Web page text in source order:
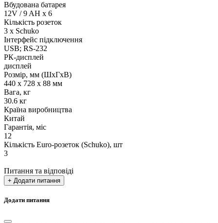
Вбудована батарея
12V / 9 AH x 6
Кількість розеток
3 x Schuko
Інтерфейс підключення
USB; RS-232
РК-дисплей
дисплей
Розмір, мм (ШхГхВ)
440 х 728 х 88 мм
Вага, кг
30.6 кг
Країна виробництва
Китай
Гарантія, міс
12
Кількість Euro-розеток (Schuko), шт
3
Питання та відповіді
+ Додати питання
Додати питання